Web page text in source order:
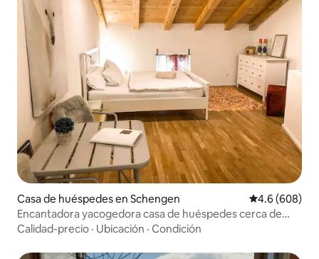
Casa de huéspedes en Schengen Calificación
4.6 (608)
Encantadora yacogedora casa de huéspedes cerca de
Lux-city
Calidad-precio · Ubicación · Condición